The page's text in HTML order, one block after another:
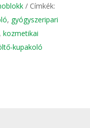
Címkék:
, gyógyszeripari
, kozmetikai
kupakoló